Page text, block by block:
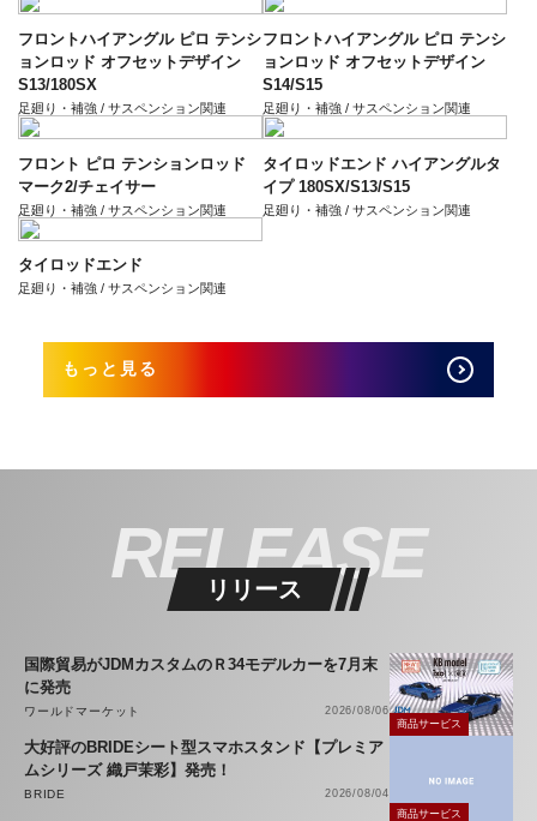
フロントハイアングル ピロ テンシ
ョンロッド オフセットデザイン
S13/180SX
足廻り・補強 / サスペンション関連
フロントハイアングル ピロ テンシ
ョンロッド オフセットデザイン
S14/S15
足廻り・補強 / サスペンション関連
フロント ピロ テンションロッド
マーク2/チェイサー
足廻り・補強 / サスペンション関連
タイロッドエンド ハイアングルタ
イプ 180SX/S13/S15
足廻り・補強 / サスペンション関連
タイロッドエンド
足廻り・補強 / サスペンション関連
もっと見る
RELEASE
リリース
国際貿易がJDMカスタムのＲ34モデルカーを7月末
に発売
ワールドマーケット
2026/08/06
商品サービス
大好評のBRIDEシート型スマホスタンド【プレミア
ムシリーズ 織戸茉彩】発売！
BRIDE
2026/08/04
商品サービス